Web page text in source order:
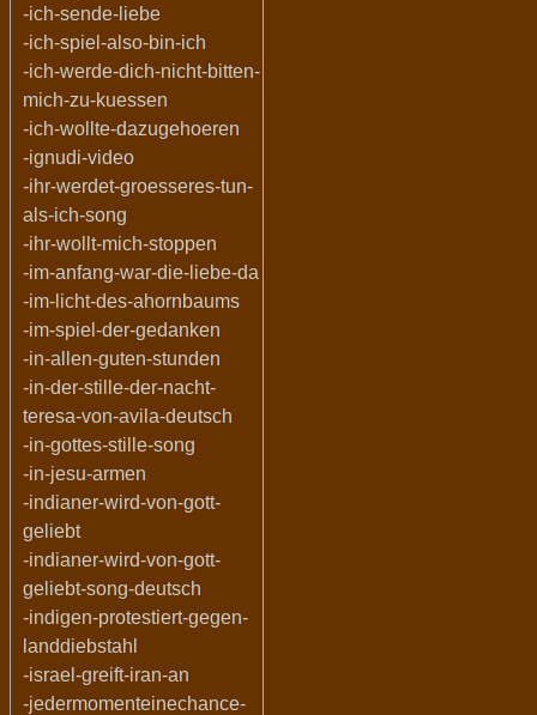
-ich-sende-liebe
-ich-spiel-also-bin-ich
-ich-werde-dich-nicht-bitten-
mich-zu-kuessen
-ich-wollte-dazugehoeren
-ignudi-video
-ihr-werdet-groesseres-tun-
als-ich-song
-ihr-wollt-mich-stoppen
-im-anfang-war-die-liebe-da
-im-licht-des-ahornbaums
-im-spiel-der-gedanken
-in-allen-guten-stunden
-in-der-stille-der-nacht-
teresa-von-avila-deutsch
-in-gottes-stille-song
-in-jesu-armen
-indianer-wird-von-gott-
geliebt
-indianer-wird-von-gott-
geliebt-song-deutsch
-indigen-protestiert-gegen-
landdiebstahl
-israel-greift-iran-an
-jedermomenteinechance-